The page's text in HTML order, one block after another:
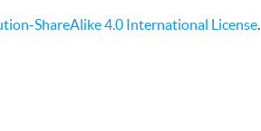
ShareAlike 4.0 International License.